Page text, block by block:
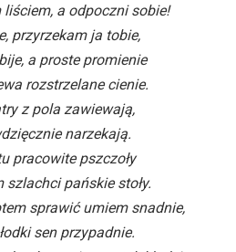
a odpoczni sobie!
przyrzekam ja tobie,
a proste promienie
rozstrzelane cienie.
z pola zawiewają,
narzekają.
pracowite pszczoły
pańskie stoły.
sprawić umiem snadnie,
sen przypadnie.